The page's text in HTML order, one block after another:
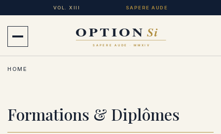
contenu
VOL. XIII SAPERE AUDE
le
menu
HOME
Formations & Diplômes